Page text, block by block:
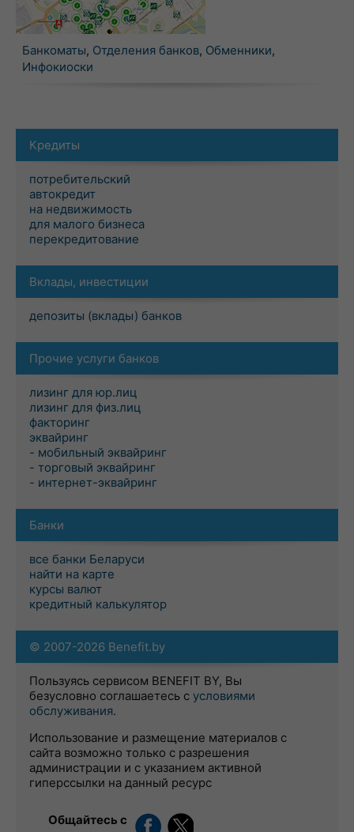
Банкоматы, Отделения банков, Обменники,
Инфокиоски
Кредиты
потребительский
автокредит
на недвижимость
для малого бизнеса
перекредитование
Вклады, инвестиции
депозиты (вклады) банков
Прочие услуги банков
лизинг для юр.лиц
лизинг для физ.лиц
факторинг
эквайринг
- мобильный эквайринг
- торговый эквайринг
- интернет-эквайринг
Банки
все банки Беларуси
найти на карте
курсы валют
кредитный калькулятор
© 2007-2026 Benefit.by
Пользуясь сервисом BENEFIT BY, Вы
безусловно соглашаетесь с условиями
обслуживания.
Использование и размещение материалов с
сайта возможно только с разрешения
администрации и с указанием активной
гиперссылки на данный ресурс
Общайтесь с